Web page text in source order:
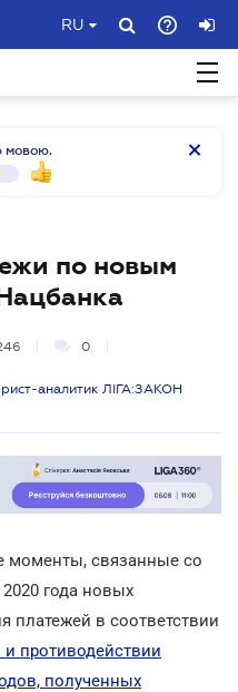
RU
мовою.
по новым
0
аналитик ЛІГА:ЗАКОН
моменты, связанные со
года новых
платежей в соответствии
противодействии
полученных